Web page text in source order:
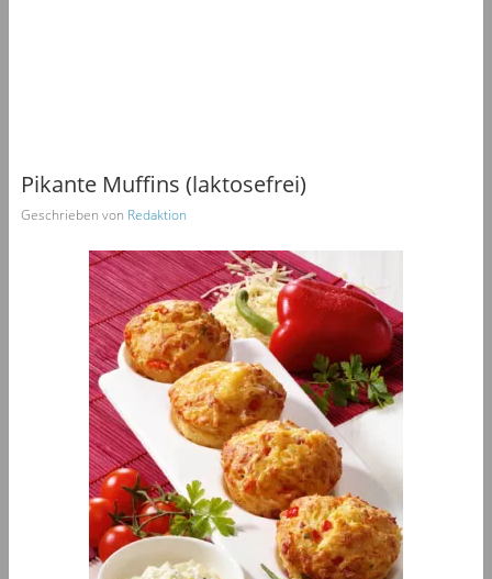
Pikante Muffins (laktosefrei)
Geschrieben von Redaktion